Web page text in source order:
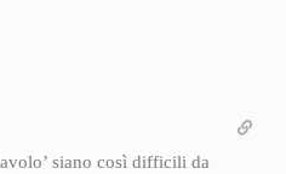
siano così difficili da